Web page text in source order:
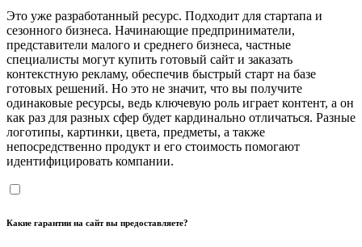
Это уже разработанный ресурс. Подходит для стартапа и
сезонного бизнеса. Начинающие предприниматели,
представители малого и среднего бизнеса, частные
специалисты могут купить готовый сайт и заказать
контекстную рекламу, обеспечив быстрый старт на базе
готовых решений. Но это не значит, что вы получите
одинаковые ресурсы, ведь ключевую роль играет контент, а он
как раз для разных сфер будет кардинально отличаться. Разные
логотипы, картинки, цвета, предметы, а также
непосредственно продукт и его стоимость помогают
идентифицировать компании.
Какие гарантии на сайт вы предоставляете?